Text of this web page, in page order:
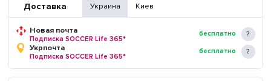
Доставка Украина Киев
Новая почта
Подписка SOCCER Life 365*
бесплатно
Укрпочта
Подписка SOCCER Life 365*
бесплатно